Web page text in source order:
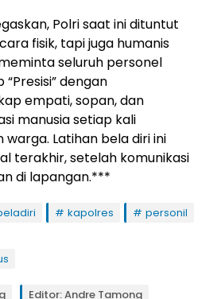
Polri saat ini dituntut
fisik, tapi juga humanis
seluruh personel
dengan
empati, sopan, dan
manusia setiap kali
Latihan bela diri ini
terakhir, setelah komunikasi
di lapangan.***
kapolres
personil
Editor: Andre Tamong